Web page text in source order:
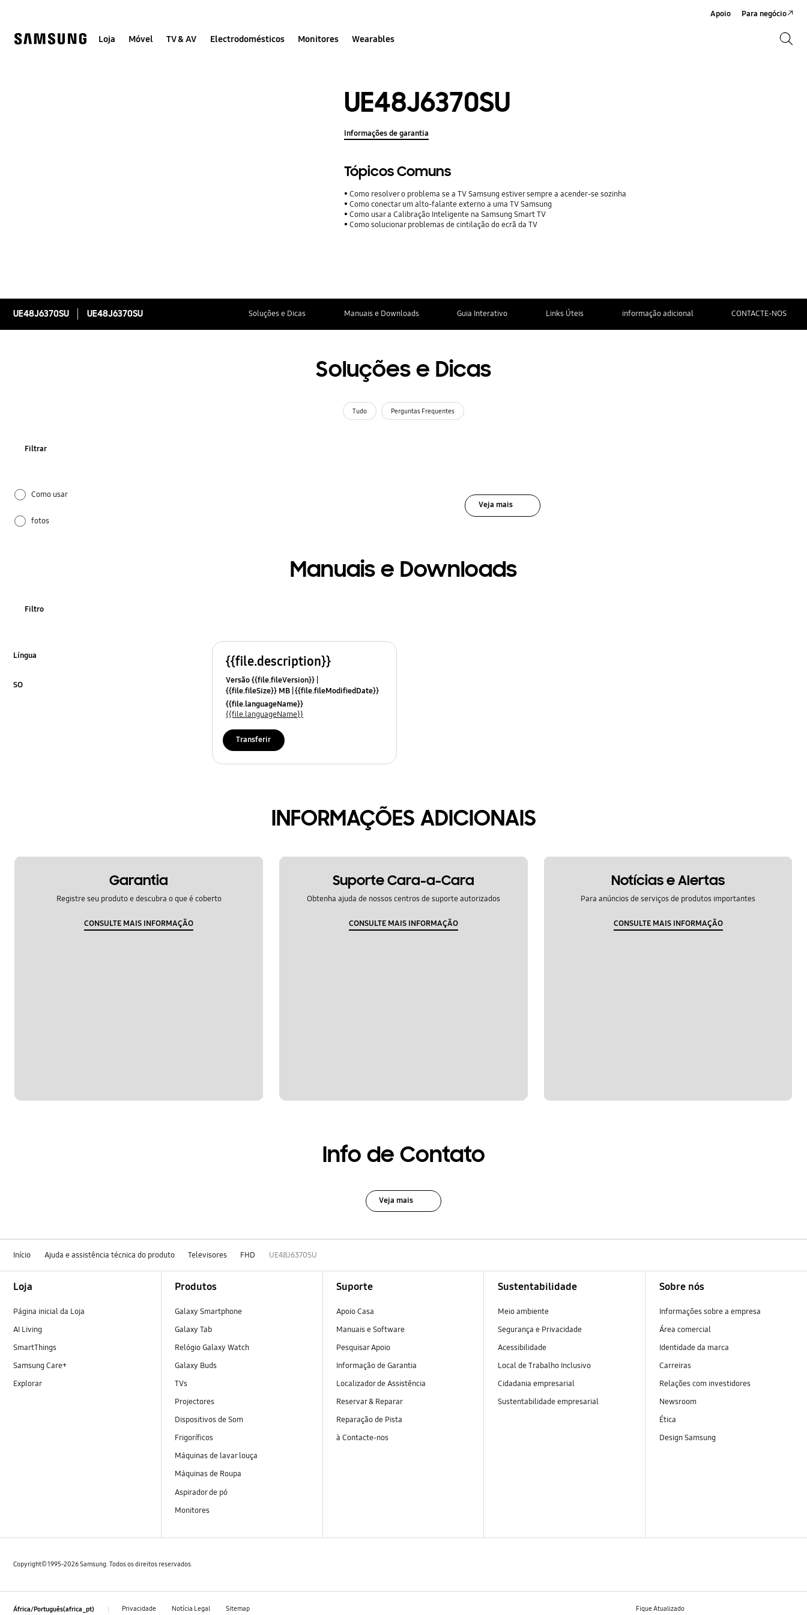
help
Loja Móvel TV & AV Electrodomésticos Monitores Wearables
Apoio Para negócio
UE48J6370SU
Informações de garantia
Tópicos Comuns
Como resolver o problema se a TV Samsung estiver sempre a acender-se sozinha
Como conectar um alto-falante externo a uma TV Samsung
Como usar a Calibração Inteligente na Samsung Smart TV
Como solucionar problemas de cintilação do ecrã da TV
UE48J6370SU UE48J6370SU Soluções e Dicas Manuais e Downloads Guia Interativo Links Úteis informação adicional CONTACTE-NOS
Soluções e Dicas
Tudo Perguntas Frequentes
Filtrar
Como usar
fotos
Veja mais
Manuais e Downloads
Filtro
Língua
SO
{{file.description}}
Versão {{file.fileVersion}}
{{file.fileSize}} MB {{file.fileModifiedDate}}
{{file.osNames}}
{{file.languageName}}
{{file.languageName}}
Transferir
INFORMAÇÕES ADICIONAIS
Garantia
Registre seu produto e descubra o que é coberto
CONSULTE MAIS INFORMAÇÃO
Suporte Cara-a-Cara
Obtenha ajuda de nossos centros de suporte autorizados
CONSULTE MAIS INFORMAÇÃO
Notícias e Alertas
Para anúncios de serviços de produtos importantes
CONSULTE MAIS INFORMAÇÃO
Info de Contato
Veja mais
Início Ajuda e assistência técnica do produto Televisores FHD UE48J6370SU
Loja
Página inicial da Loja
AI Living
SmartThings
Samsung Care+
Explorar
Produtos
Galaxy Smartphone
Galaxy Tab
Relógio Galaxy Watch
Galaxy Buds
TVs
Projectores
Dispositivos de Som
Frigoríficos
Máquinas de lavar louça
Máquinas de Roupa
Aspirador de pó
Monitores
Suporte
Apoio Casa
Manuais e Software
Pesquisar Apoio
Informação de Garantia
Localizador de Assistência
Reservar & Reparar
Reparação de Pista
à Contacte-nos
Sustentabilidade
Meio ambiente
Segurança e Privacidade
Acessibilidade
Local de Trabalho Inclusivo
Cidadania empresarial
Sustentabilidade empresarial
Sobre nós
Informações sobre a empresa
Área comercial
Identidade da marca
Carreiras
Relações com investidores
Newsroom
Ética
Design Samsung
Copyright© 1995-2026 Samsung. Todos os direitos reservados.
África/Português(africa_pt) Privacidade Notícia Legal Sitemap Fique Atualizado